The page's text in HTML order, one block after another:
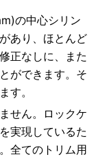
の中心シリン
あり、ほとんど
正なしに、また
ができます。そ
す。
せん。ロックケ
実現しているた
全てのトリム用